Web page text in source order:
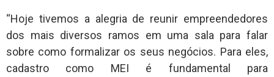
“Hoje tivemos a alegria de reunir empreendedores
dos mais diversos ramos em uma sala para falar
sobre como formalizar os seus negócios. Para eles,
cadastro como MEI é fundamental para